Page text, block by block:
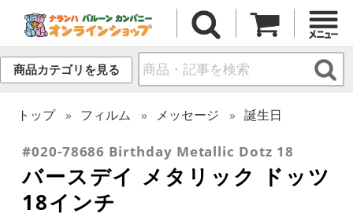
商品カテゴリを見る
トップ フィルム メッセージ 誕生日
#020-78686 Birthday Metallic Dotz 18
バースデイ メタリック ドッツ
18インチ